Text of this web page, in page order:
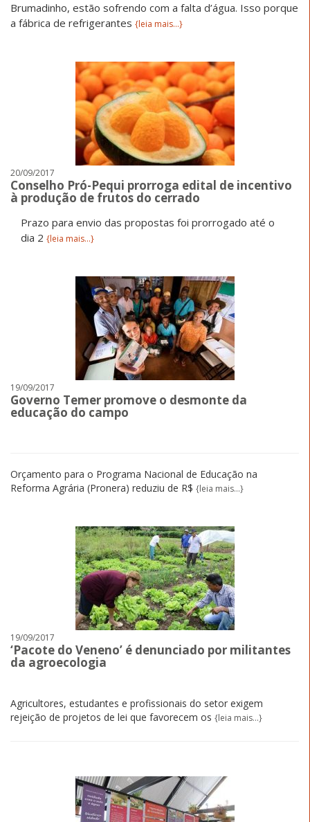
Brumadinho, estão sofrendo com a falta d’água. Isso porque
a fábrica de refrigerantes {leia mais...}
20/09/2017
Conselho Pró-Pequi prorroga edital de incentivo
à produção de frutos do cerrado
Prazo para envio das propostas foi prorrogado até o
dia 2 {leia mais...}
19/09/2017
Governo Temer promove o desmonte da
educação do campo
Orçamento para o Programa Nacional de Educação na
Reforma Agrária (Pronera) reduziu de R$ {leia mais...}
19/09/2017
‘Pacote do Veneno’ é denunciado por militantes
da agroecologia
Agricultores, estudantes e profissionais do setor exigem
rejeição de projetos de lei que favorecem os {leia mais...}